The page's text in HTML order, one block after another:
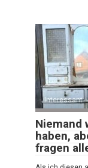
Interessant
Niemand
haben,
fragen